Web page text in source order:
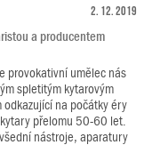
2. 12. 2019
a producentem
provokativní umělec nás
spletitým kytarovým
odkazující na počátky éry
přelomu 50-60 let.
nástroje, aparatury